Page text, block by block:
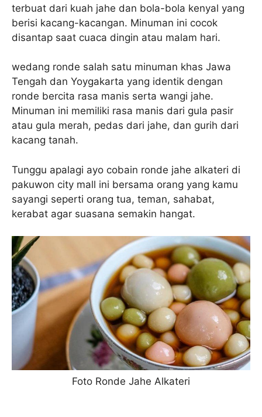
terbuat dari kuah jahe dan bola-bola kenyal yang
berisi kacang-kacangan. Minuman ini cocok
disantap saat cuaca dingin atau malam hari.
wedang ronde salah satu minuman khas Jawa
Tengah dan Yoygakarta yang identik dengan
ronde bercita rasa manis serta wangi jahe.
Minuman ini memiliki rasa manis dari gula pasir
atau gula merah, pedas dari jahe, dan gurih dari
kacang tanah.
Tunggu apalagi ayo cobain ronde jahe alkateri di
pakuwon city mall ini bersama orang yang kamu
sayangi seperti orang tua, teman, sahabat,
kerabat agar suasana semakin hangat.
Foto Ronde Jahe Alkateri